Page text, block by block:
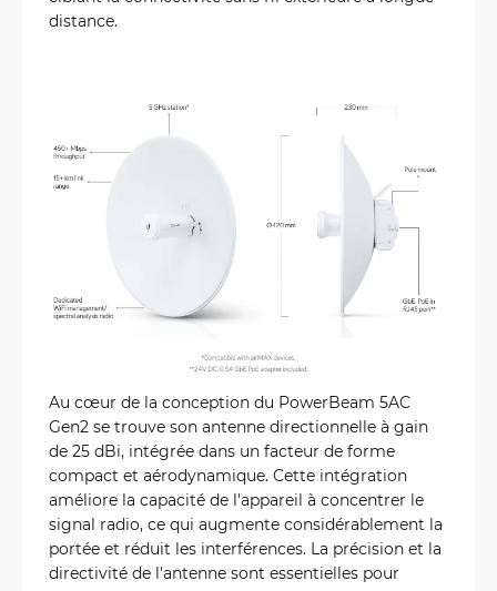
distance.
Au cœur de la conception du PowerBeam 5AC
Gen2 se trouve son antenne directionnelle à gain
de 25 dBi, intégrée dans un facteur de forme
compact et aérodynamique. Cette intégration
améliore la capacité de l'appareil à concentrer le
signal radio, ce qui augmente considérablement la
portée et réduit les interférences. La précision et la
directivité de l'antenne sont essentielles pour